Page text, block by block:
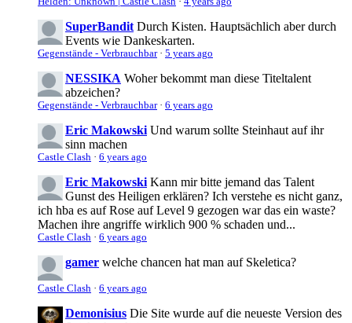
SuperBandit Durch Kisten. Hauptsächlich aber durch
Events wie Dankeskarten.
Gegenstände - Verbrauchbar· 5 years ago
NESSIKA Woher bekommt man diese Titeltalent
abzeichen?
Gegenstände - Verbrauchbar· 6 years ago
Eric Makowski Und warum sollte Steinhaut auf ihr
sinn machen
Castle Clash · 6 years ago
Eric Makowski Kann mir bitte jemand das Talent
Gunst des Heiligen erklären? Ich verstehe es nicht ganz,
ich hba es auf Rose auf Level 9 gezogen war das ein waste?
Machen ihre angriffe wirklich 900 % schaden und...
Castle Clash · 6 years ago
gamer welche chancen hat man auf Skeletica?
Castle Clash · 6 years ago
Demonisius Die Site wurde auf die neueste Version des